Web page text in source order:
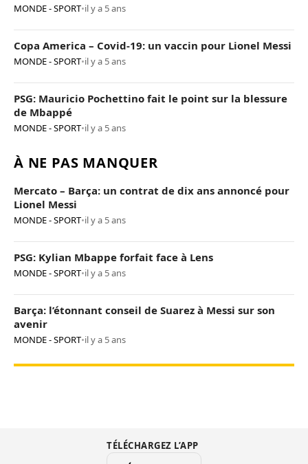
MONDE - SPORT•il y a 5 ans
Copa America – Covid-19: un vaccin pour Lionel Messi
MONDE - SPORT•il y a 5 ans
PSG: Mauricio Pochettino fait le point sur la blessure
de Mbappé
MONDE - SPORT•il y a 5 ans
À NE PAS MANQUER
Mercato – Barça: un contrat de dix ans annoncé pour
Lionel Messi
MONDE - SPORT•il y a 5 ans
PSG: Kylian Mbappe forfait face à Lens
MONDE - SPORT•il y a 5 ans
Barça: l’étonnant conseil de Suarez à Messi sur son
avenir
MONDE - SPORT•il y a 5 ans
TÉLÉCHARGEZ L’APP